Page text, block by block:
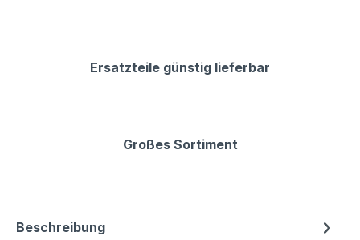
Ersatzteile günstig lieferbar
Großes Sortiment
Beschreibung